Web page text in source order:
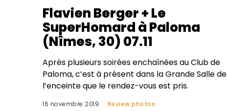
Flavien Berger + Le
SuperHomard à Paloma
(Nîmes, 30) 07.11
Après plusieurs soirées enchaînées au Club de
Paloma, c’est à présent dans la Grande Salle de
l’enceinte que le rendez-vous est pris.
16 novembre 2019 Review photos